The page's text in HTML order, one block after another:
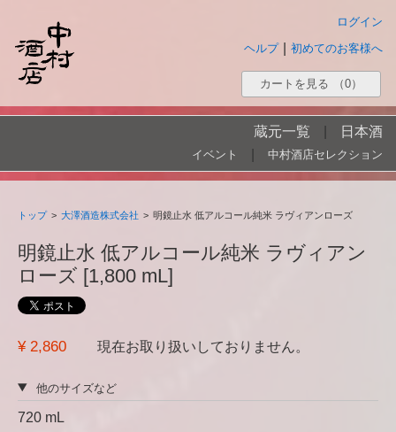
ログイン
初めてのお客様へ
ヘルプ
カートを見る （0）
蔵元一覧 日本酒
イベント 中村酒店セレクション
トップ > 大澤酒造株式会社 > 明鏡止水 低アルコール純米 ラヴィアンローズ
明鏡止水 低アルコール純米 ラヴィアン
ローズ [1,800 mL]
¥ 2,860 現在お取り扱いしておりません。
他のサイズなど
720 mL